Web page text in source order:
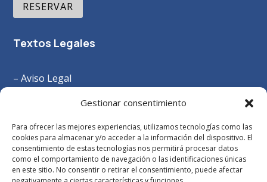
Gestionar consentimiento
Para ofrecer las mejores experiencias, utilizamos tecnologías como las
cookies para almacenar y/o acceder a la información del dispositivo. El
consentimiento de estas tecnologías nos permitirá procesar datos
como el comportamiento de navegación o las identificaciones únicas
en este sitio. No consentir o retirar el consentimiento, puede afectar
RESERVAR
Textos Legales
– Aviso Legal
Política Privacidad
– Términos y Condiciones